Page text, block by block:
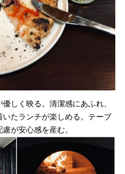
しく映る。清潔感にあふれ、
たランチが楽しめる。テーブ
が安心感を産む。